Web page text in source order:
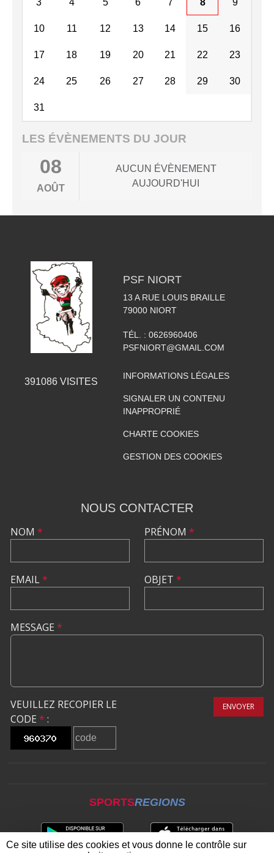
3 4 5 6 7 8 9
10 11 12 13 14 15 16
17 18 19 20 21 22 23
24 25 26 27 28 29 30
31
LES ÉVÈNEMENTS DU JOUR
08
AOÛT
AUCUN ÉVÈNEMENT
AUJOURD'HUI
391086 VISITES
PSF NIORT
13 A RUE LOUIS BRAILLE
79000 NIORT
TÉL. : 0626960406
PSFNIORT@GMAIL.COM
INFORMATIONS LÉGALES
SIGNALER UN CONTENU
INAPPROPRIÉ
CHARTE COOKIES
GESTION DES COOKIES
NOUS CONTACTER
NOM *
EMAIL*
PRÉNOM *
OBJET *
MESSAGE *
VEUILLEZ RECOPIER LE
CODE * :
ENVOYER
SPORTSREGIONS
Ce site utilise des cookies et vous donne le contrôle sur